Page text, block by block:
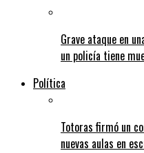
Grave ataque en
un policía tiene
Política
Totoras firmó un
nuevas aulas en